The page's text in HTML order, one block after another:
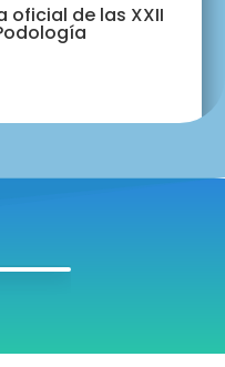
oficial de las XXII